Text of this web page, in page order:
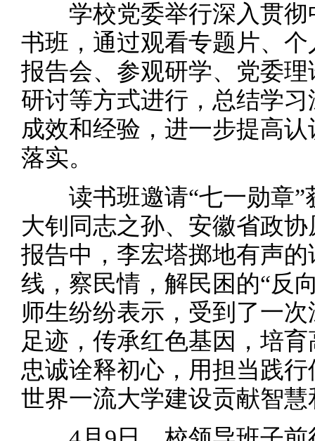
学校党委举行深入贯彻
书班，通过观看专题片、
报告会、参观研学、党委
研讨等方式进行，总结学
成效和经验，进一步提高
落实。
读书班邀请“七一勋章”
大钊同志之孙、安徽省政
报告中，李宏塔掷地有声
线，察民情，解民困的“反
师生纷纷表示，受到了一
足迹，传承红色基因，培
忠诚诠释初心，用担当践
世界一流大学建设贡献智慧